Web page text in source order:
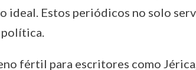
ideal. Estos periódicos no solo
política.
fértil para escritores como